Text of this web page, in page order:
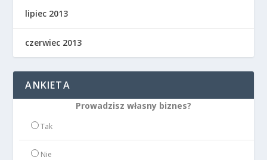
lipiec 2013
czerwiec 2013
ANKIETA
Prowadzisz własny biznes?
Tak
Nie